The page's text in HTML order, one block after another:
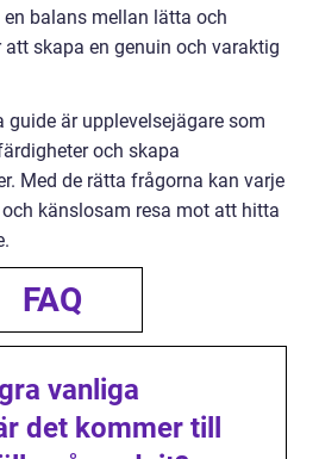
balans mellan lätta och
skapa en genuin och varaktig
guide är upplevelsejägare som
och skapa
Med de rätta frågorna kan varje
känslosam resa mot att hitta
FAQ
vanliga
det kommer till